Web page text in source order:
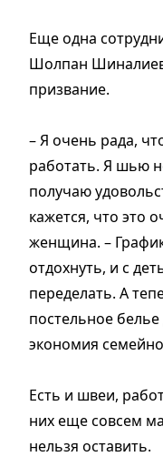
Еще одна
Шолпан
призвание.
– Я очень рада,
работать. Я шью
получаю
кажется, что это
женщина. –
отдохнуть, и с
переделать. А
постельное
экономия
Есть и швеи,
них еще совсем
нельзя оставить.